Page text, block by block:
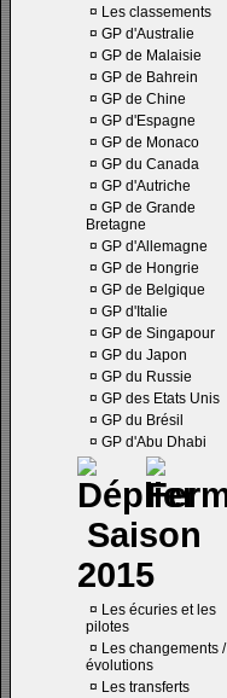
¤ Les classements
¤ GP d'Australie
¤ GP de Malaisie
¤ GP de Bahrein
¤ GP de Chine
¤ GP d'Espagne
¤ GP de Monaco
¤ GP du Canada
¤ GP d'Autriche
¤ GP de Grande
Bretagne
¤ GP d'Allemagne
¤ GP de Hongrie
¤ GP de Belgique
¤ GP d'Italie
¤ GP de Singapour
¤ GP du Japon
¤ GP du Russie
¤ GP des Etats Unis
¤ GP du Brésil
¤ GP d'Abu Dhabi
Saison
2015
¤ Les écuries et les
pilotes
¤ Les changements /
évolutions
¤ Les transferts